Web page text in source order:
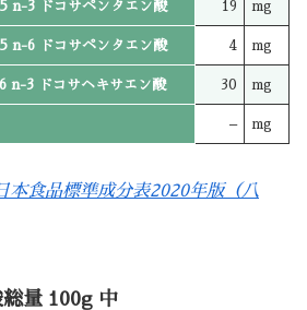
n-3 ドコサペンタエン酸 19 mg
n-6 ドコサペンタエン酸 4 mg
n-3 ドコサヘキサエン酸 30 mg
– mg
食品標準成分表2020年版（八
総量 100g 中